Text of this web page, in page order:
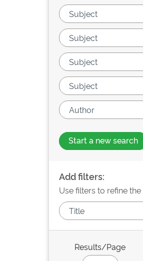
Start a new search
Add filters:
Use filters to refine
Results/Page